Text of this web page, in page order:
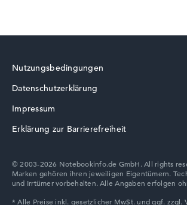
Lenovo Chromebook
Nutzungsbedingungen
Datenschutzerklärung
Impressum
Erklärung zur Barrierefreiheit
© 2003-2026 Notebookinfo.de GmbH. All rights
Marken gehören ihren jeweiligen Eigentümern.
und Irrtümer vorbehalten. Alle Angaben erfolgen